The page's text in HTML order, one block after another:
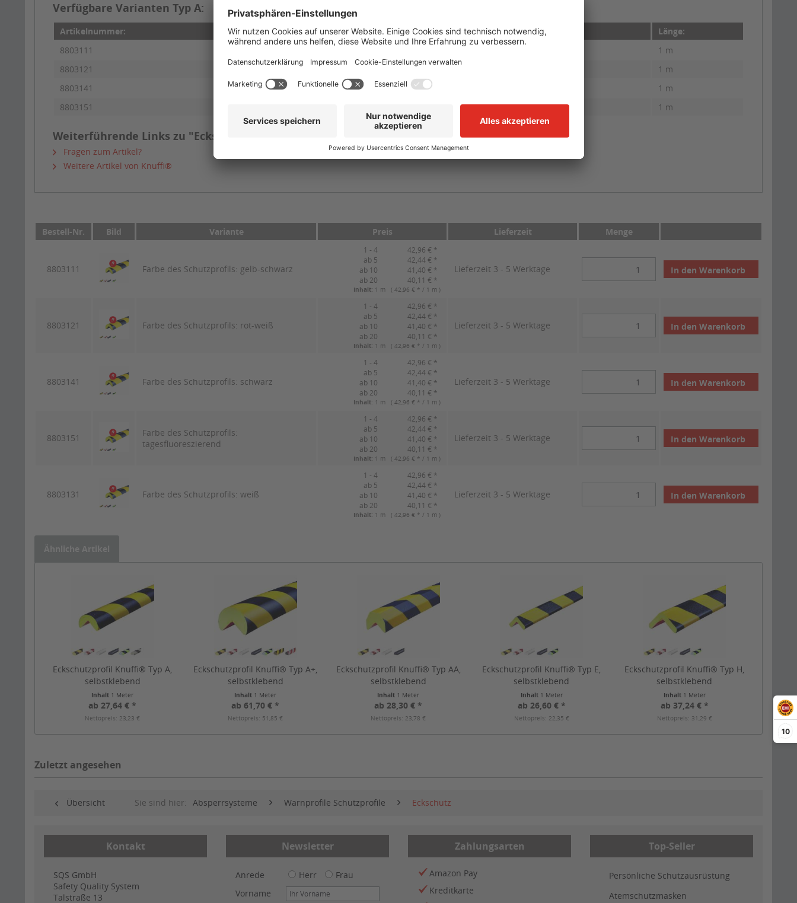
10
Verfügbare Varianten Typ A:
Artikelnummer: Herstellernummer: Farbe:
Länge:
8803111
1 m
8803121
1 m
8803141
PA-5020
1 m
8803151
tagesfluoriszierend 1 m
Weiterführende Links zu "Eckschutzprofil Knuffi® Typ A, magnetisch"
Fragen zum Artikel?
Weitere Artikel von Knuffi®
Bestell-Nr. Bild Variante Preis Lieferzeit Menge
8803111 Farbe des Schutzprofils: gelb-schwarz
1 - 4
42,96 € *
ab 5
42,44 € *
ab 10
41,40 € *
ab 20
40,11 € *
Inhalt: 1 m ( 42,96 € * / 1 m )
Lieferzeit 3 - 5 Werktage In den Warenkorb
8803121 Farbe des Schutzprofils: rot-weiß
1 - 4
42,96 € *
ab 5
42,44 € *
ab 10
41,40 € *
ab 20
40,11 € *
Inhalt: 1 m ( 42,96 € * / 1 m )
Lieferzeit 3 - 5 Werktage In den Warenkorb
8803141 Farbe des Schutzprofils: schwarz
1 - 4
42,96 € *
ab 5
42,44 € *
ab 10
41,40 € *
ab 20
40,11 € *
Inhalt: 1 m ( 42,96 € * / 1 m )
Lieferzeit 3 - 5 Werktage In den Warenkorb
8803151
Farbe des Schutzprofils:
tagesfluoreszierend
1 - 4
42,96 € *
ab 5
42,44 € *
ab 10
41,40 € *
ab 20
40,11 € *
Inhalt: 1 m ( 42,96 € * / 1 m )
Lieferzeit 3 - 5 Werktage In den Warenkorb
8803131 Farbe des Schutzprofils: weiß
1 - 4
42,96 € *
ab 5
42,44 € *
ab 10
41,40 € *
ab 20
40,11 € *
Inhalt: 1 m ( 42,96 € * / 1 m )
Lieferzeit 3 - 5 Werktage In den Warenkorb
Ähnliche Artikel
Eckschutzprofil Knuffi® Typ A,
selbstklebend
Inhalt 1 Meter
ab 27,64 € *
Nettopreis: 23,23 €
Eckschutzprofil Knuffi® Typ A+,
selbstklebend
Inhalt 1 Meter
ab 61,70 € *
Nettopreis: 51,85 €
Eckschutzprofil Knuffi® Typ AA,
selbstklebend
Inhalt 1 Meter
ab 28,30 € *
Nettopreis: 23,78 €
Eckschutzprofil Knuffi® Typ E,
selbstklebend
Inhalt 1 Meter
ab 26,60 € *
Nettopreis: 22,35 €
Eckschutzprofil Knuffi® Typ H,
selbstklebend
Inhalt 1 Meter
ab 37,24 € *
Nettopreis: 31,29 €
Zuletzt angesehen
Übersicht Sie sind hier: Absperrsysteme Warnprofile Schutzprofile Eckschutz
Kontakt
SQS GmbH
Safety Quality System
Talstraße 13
Newsletter
Anrede Herr
Frau
Vorname
Zahlungsarten
Amazon Pay
Kreditkarte
Top-Seller
Persönliche Schutzausrüstung
Atemschutzmasken